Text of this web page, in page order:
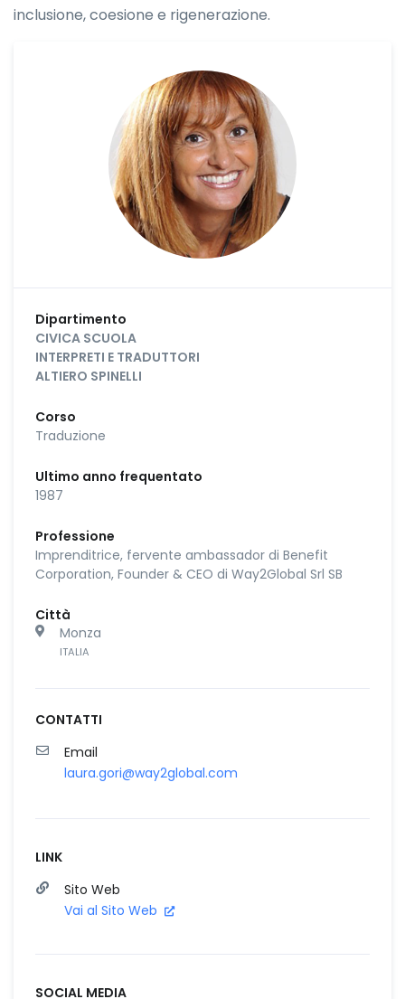
inclusione, coesione e rigenerazione.
Dipartimento
CIVICA SCUOLA
INTERPRETI E TRADUTTORI
ALTIERO SPINELLI
Corso
Traduzione
Ultimo anno frequentato
1987
Professione
Imprenditrice, fervente ambassador di Benefit
Corporation, Founder & CEO di Way2Global Srl SB
Città
Monza
ITALIA
CONTATTI
Email
laura.gori@way2global.com
LINK
Sito Web
Vai al Sito Web
SOCIAL MEDIA